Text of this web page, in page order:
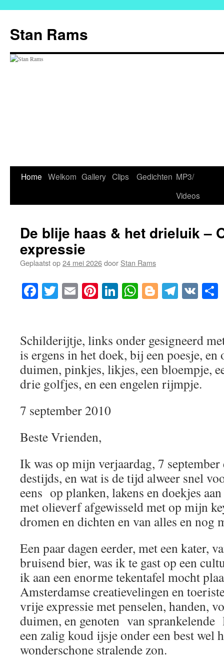
de
inhoud
Stan Rams
Home Welkom Gallery Clips Gedichten MP3/
Videos
De blije haas & het drieluik –
expressie
Geplaatst op24 mei 2026door Stan Rams
Facebook
Twitter
EmailPinterest
LinkedIn
WhatsApp
BloggerVK
Schilderijtje, links onder gesigneerd
is ergens in het doek, bij een poesje,
duimen, pinkjes, likjes, een bloempje,
drie golfjes, en een engelen rijmpje.
7 september 2010
Beste Vrienden,
Ik was op mijn verjaardag, 7
destijds, en wat is de tijd alweer snel
eens op planken, lakens en doekjes
met olieverf afgewisseld met op mijn
dromen en dichten en van alles en nog
Een paar dagen eerder, met een kater,
bruisend bier, was ik te gast op een
ik aan een enorme tekentafel mocht
Amsterdamse creatievelingen en
vrije expressie met penselen, handen,
duimen, en genoten van sprankelende
een zalig koud ijsje onder een best wel
wonderschone stralende zon.